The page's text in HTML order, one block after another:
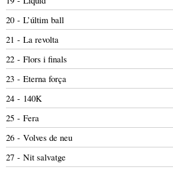
20 - L’últim ball
21 - La revolta
22 - Flors i finals
23 - Eterna força
24 - 140K
25 - Fera
26 - Volves de neu
27 - Nit salvatge